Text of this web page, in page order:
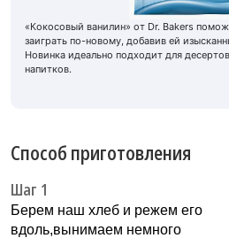
«Кокосовый ванилин» от Dr. Bakers
заиграть по-новому, добавив ей
Новинка идеально подходит для
напитков.
Способ приготовления
Шаг 1
Берем наш хлеб и режем его
вдоль,вынимаем немного